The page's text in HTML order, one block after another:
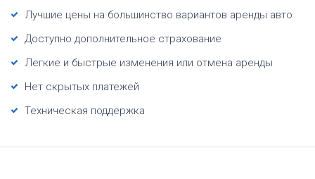
Лучшие цены на большинство вариантов аренды авто
Доступно дополнительное страхование
Легкие и быстрые изменения или отмена аренды
Нет скрытых платежей
Техническая поддержка